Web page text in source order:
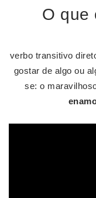
O que
verbo transitivo
gostar de algo ou
se: o